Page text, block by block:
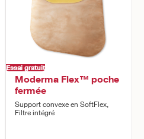
Essai gratuit
Moderma Flex™ poche
fermée
Support convexe en SoftFlex,
Filtre intégré